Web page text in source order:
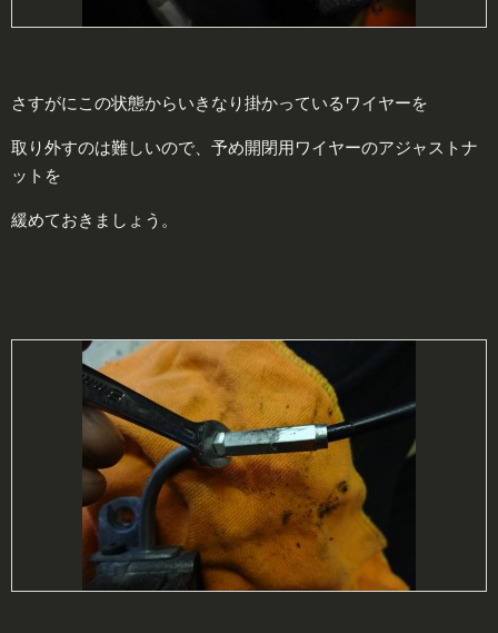
さすがにこの状態からいきなり掛かっているワイヤーを
取り外すのは難しいので、予め開閉用ワイヤーのアジャストナ
ットを
緩めておきましょう。